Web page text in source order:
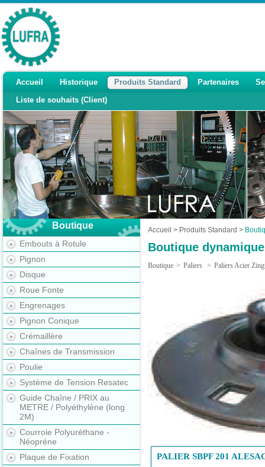
Accueil Historique Produits Standard Partenaires
Liste de souhaits (Client)
Boutique
Embouts à Rotule
Pignon
Disque
Roue Fonte
Engrenages
Pignon Conique
Crémaillère
Chaînes de Transmission
Poulie
Système de Tension Resatec
Guide Chaîne / PRIX au
METRE / Polyéthylène (long
2M)
Courroie Polyuréthane -
Néopréne
Plaque de Fixation
Accueil > Produits Standard >
Boutique dynamique
Boutique > Paliers > Paliers Acier
PALIER SBPF 201